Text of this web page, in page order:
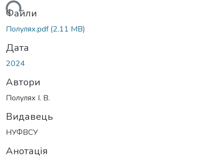
Файли
Полулях.pdf(2,11 MB)
Дата
2024
Автори
Полулях І. В.
Видавець
НУФВСУ
Анотація